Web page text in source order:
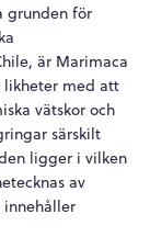
grunden för
är Marimaca
likheter med att
vätskor och
särskilt
ligger i vilken
av